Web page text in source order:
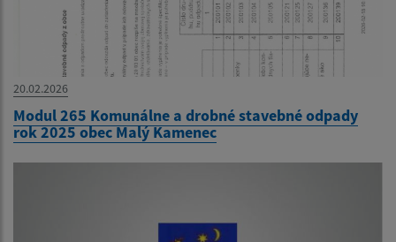
20.02.2026
Modul 265 Komunálne a drobné stavebné odpady
rok 2025 obec Malý Kamenec